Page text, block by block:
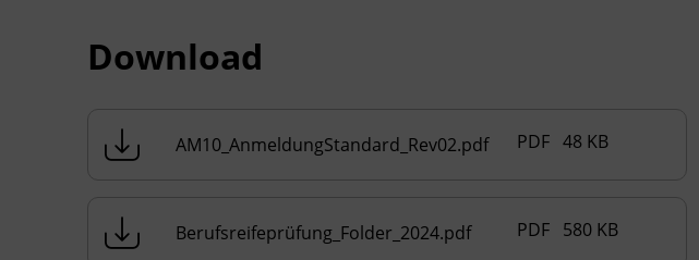
Beachten Sie die Anwesenheitspflicht von
75 %. Wird diese nicht erreicht ist die
Bitte senden Sie die erforderlichen
Dokumente per E-Mail an
Sobald wir Ihre Dokumente erhalten und
geprüft haben, senden wir Ihnen gerne die
Staatliche
Download
AM10_AnmeldungStandard_Rev02.pdf PDF 48 KB
Berufsreifeprüfung_Folder_2024.pdf PDF 580 KB